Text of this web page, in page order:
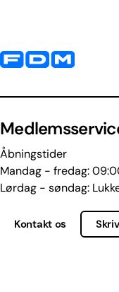
Yderligere information
Åbningstider
Mandag - fredag:
Lørdag - søndag:
Kontakt os